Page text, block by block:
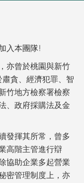
入本團隊!
亦曾於桃園與新竹
貪、經濟犯罪、智
竹地方檢察署檢察
、政府採購法及金
發揮其所常，曾多
高階主管進行辯
協助企業多起營業
密管理制度上，亦